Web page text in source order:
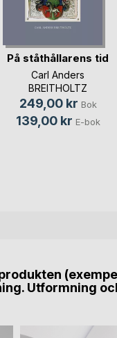
På ståthållarens tid
Carl Anders
BREITHOLTZ
249,00 kr Bok
139,00 kr E-bok
Utformning